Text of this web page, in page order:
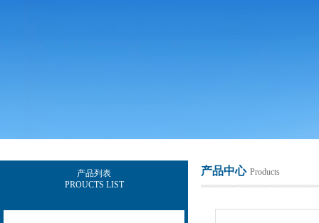
产品列表
PROUCTS LIST
产品中心 Products